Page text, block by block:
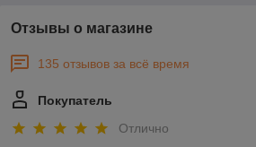
Отзывы о магазине
135 отзывов за всё время
Покупатель
Отлично